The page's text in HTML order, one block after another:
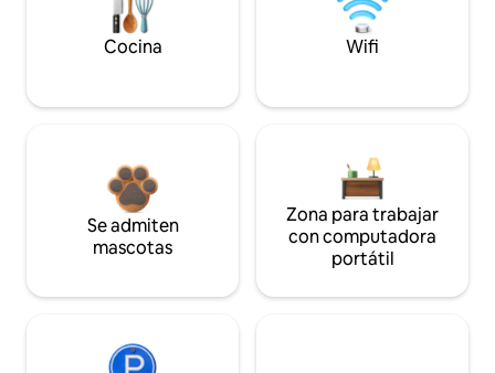
Cocina Wifi
Se admiten
mascotas
Zona para trabajar
con computadora
portátil